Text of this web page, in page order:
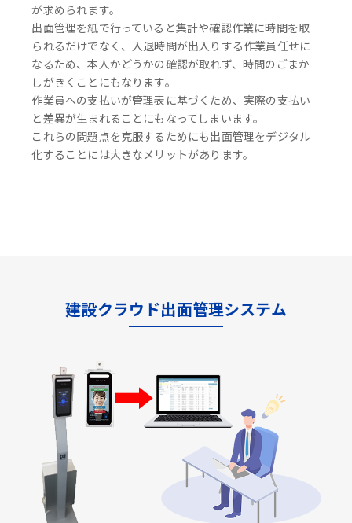
が求められます。
出面管理を紙で行っていると集計や確認作業に時間を取
られるだけでなく、入退時間が出入りする作業員任せに
なるため、本人かどうかの確認が取れず、時間のごまか
しがきくことにもなります。
作業員への支払いが管理表に基づくため、実際の支払い
と差異が生まれることにもなってしまいます。
これらの問題点を克服するためにも出面管理をデジタル
化することには大きなメリットがあります。
建設クラウド出面管理システム